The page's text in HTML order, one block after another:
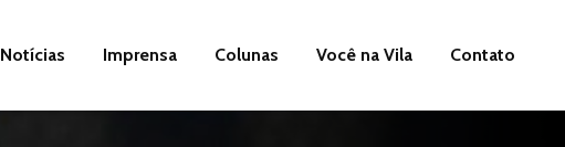
Notícias Imprensa Colunas Você na Vila Contato